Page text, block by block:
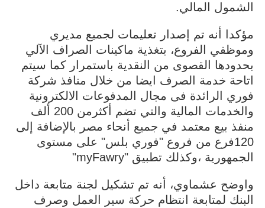
الشمول المالي.
مؤكدا أنه تم إصدار تعليمات لجميع مديري
وموظفي الفروع، بتغذية ماكينات الصراف الآلي
بحدودها القصوى من النقدية باستمرار كما سيتم
اتاحة خدمة الصرف ايضا من خلال منافذ شركة
فوري الرائدة فى مجال المدفوعات الالكترونية
والخدمات المالية والتي تضم أكثرمن 200 ألف
منفذ بيع معتمد في جميع أنحاء مصر بالإضافة إلى
120فرع من فروع "فوري بلس" على مستوى
الجمهورية ،وكذلك تطبيق "myFawry"
واوضح عشماوي، أنه تم تشكيل لجنة متابعة داخل
البنك لمتابعة انتظام حركة سير العمل وصرف